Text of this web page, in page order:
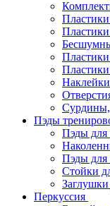
Пластики
Пластики
Сурдины,
Пэды
Пэды для
Пэды для
Стойки
Заглушки
Перкуссия